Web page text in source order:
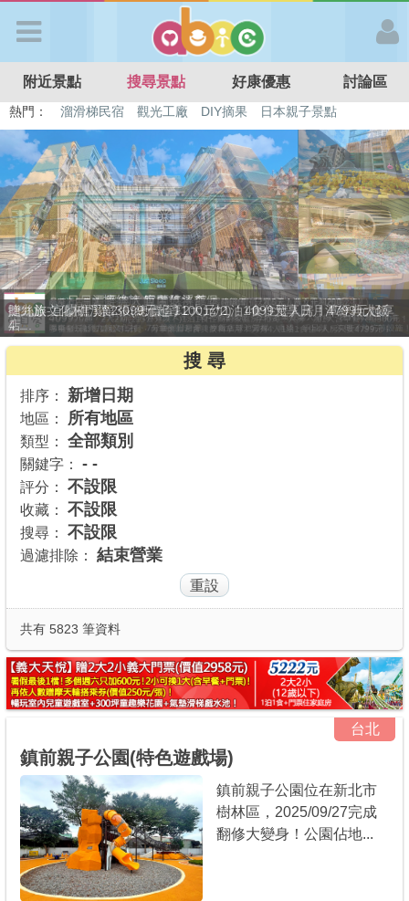
APP登入
首 頁
搜尋景點
好康優惠
最新消息
最新留言
商家合作
推薦景點
討論區
APP下載
附近景點 搜尋景點 好康優惠 討論區
熱門： 特色遊戲場 親子住房優惠 台北親子餐廳
溫泉泡湯SPA
溜滑梯民宿
觀光工廠 DIY摘果 日本親子景點
捷絲旅-宜蘭礁溪館3099元起享2大1幼1泊1食住雙人房！4799元起享
4...
搜 尋
排序： 新增日期
地區： 所有地區
類型： 全部類別
關鍵字： - -
評分： 不設限
收藏： 不設限
搜尋： 不設限
過濾排除： 結束營業
共有 5823 筆資料
台北
鎮前親子公園(特色遊戲場)
鎮前親子公園位在新北市
樹林區，2025/09/27完成
翻修大變身！公園佔地...